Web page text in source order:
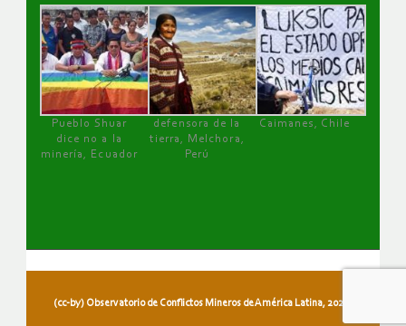
Pueblo Shuar
dice no a la
minería, Ecuador
defensora de la
tierra, Melchora,
Perú
Caimanes, Chile
(cc-by) Observatorio de Conflictos Mineros de América Latina, 2026